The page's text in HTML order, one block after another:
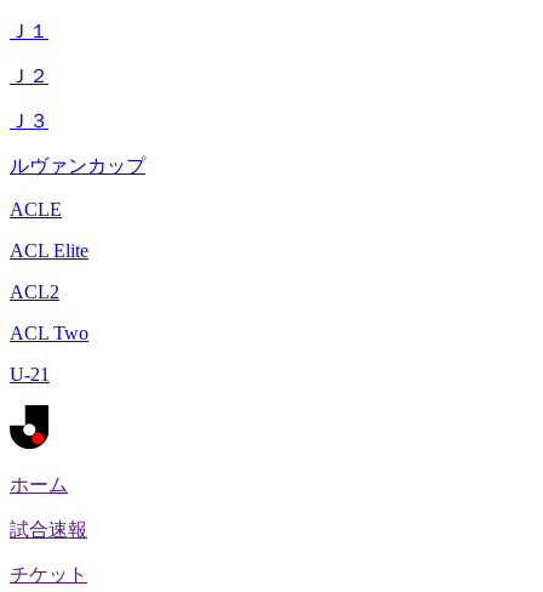
Ｊ１
Ｊ２
Ｊ３
ルヴァンカップ
ACLE
ACL Elite
ACL2
ACL Two
U-21
ホーム
試合速報
チケット